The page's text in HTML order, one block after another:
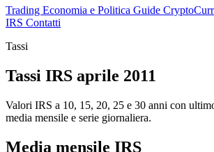
Trading Economia e Politica Guide
IRS Contatti
Tassi
Tassi IRS aprile 2011
Valori IRS a 10, 15, 20, 25 e 30 anni con
media mensile e serie giornaliera.
Media mensile IRS